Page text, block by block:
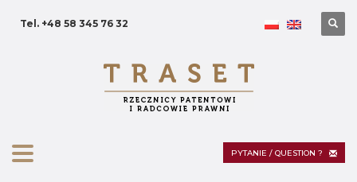
Tel. +48 58 345 76 32
PYTANIE / QUESTION ?